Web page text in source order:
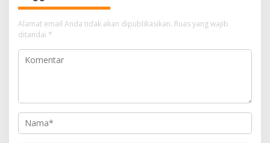
Alamat email Anda tidak akan dipublikasikan. Ruas yang wajib
ditandai *